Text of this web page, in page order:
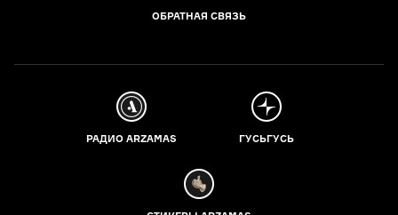
ОБРАТНАЯ СВЯЗЬ
РАДИО ARZAMAS ГУСЬГУСЬ